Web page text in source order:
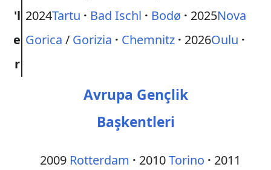
'l
e
r
2024Tartu Bad Ischl Bodø 2025Nova
Gorica / Gorizia Chemnitz 2026Oulu
Avrupa Gençlik
Başkentleri
2009 Rotterdam 2010Torino
2011